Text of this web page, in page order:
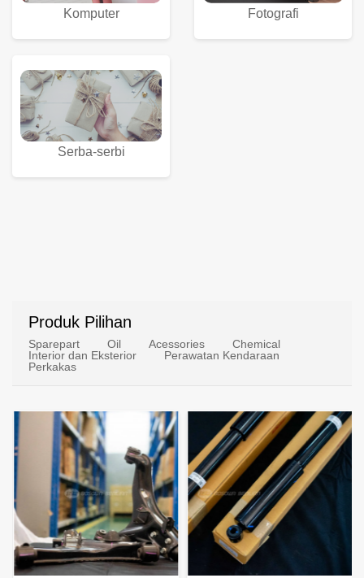
Komputer Fotografi
Serba-serbi
Produk Pilihan
Sparepart Oil Acessories
Chemical
Interior dan Eksterior
Perawatan Kendaraan
Perkakas